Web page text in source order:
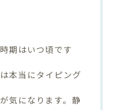
期はいつ頃です
本当にタイピング
気になります。静